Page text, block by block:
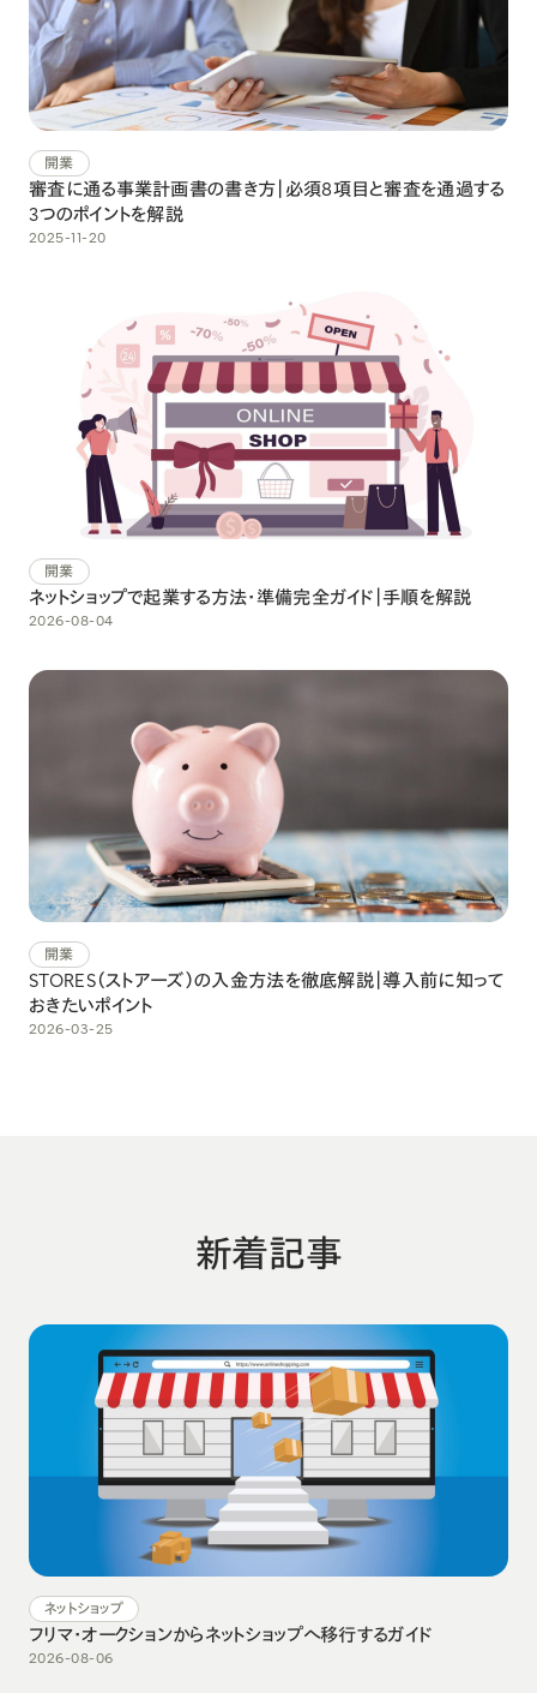
開業
審査に通る事業計画書の書き方｜必須8項目と審査を通過する
3つのポイントを解説
2025-11-20
開業
ネットショップで起業する方法・準備完全ガイド｜手順を解説
2026-08-04
開業
STORES（ストアーズ）の入金方法を徹底解説｜導入前に知って
おきたいポイント
2026-03-25
新着記事
ネットショップ
フリマ・オークションからネットショップへ移行するガイド
2026-08-06